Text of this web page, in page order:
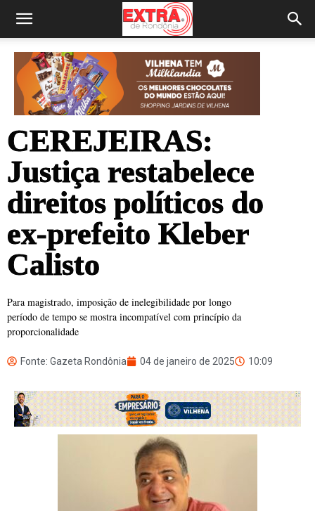
CEREJEIRAS:
Justiça restabelece
direitos políticos do
ex-prefeito Kleber
Calisto
Para magistrado, imposição de inelegibilidade por longo
período de tempo se mostra incompatível com princípio da
proporcionalidade
Fonte: Gazeta Rondônia 04 de janeiro de 2025 10:09